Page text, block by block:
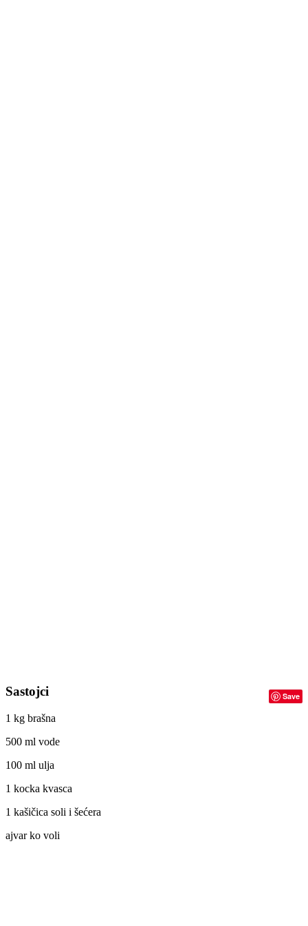
Save
Sastojci
1 kg brašna
500 ml vode
100 ml ulja
1 kocka kvasca
1 kašičica soli i šećera
ajvar ko voli